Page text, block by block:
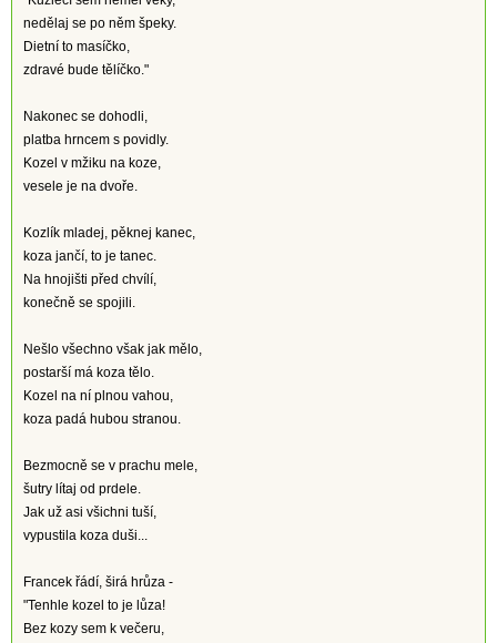
nedělaj se po něm špeky.
Dietní to masíčko,
zdravé bude tělíčko."
Nakonec se dohodli,
platba hrncem s povidly.
Kozel v mžiku na koze,
vesele je na dvoře.
Kozlík mladej, pěknej kanec,
koza jančí, to je tanec.
Na hnojišti před chvílí,
konečně se spojili.
Nešlo všechno však jak mělo,
postarší má koza tělo.
Kozel na ní plnou vahou,
koza padá hubou stranou.
Bezmocně se v prachu mele,
šutry lítaj od prdele.
Jak už asi všichni tuší,
vypustila koza duši...
Francek řádí, širá hrůza -
"Tenhle kozel to je lůza!
Bez kozy sem k večeru,